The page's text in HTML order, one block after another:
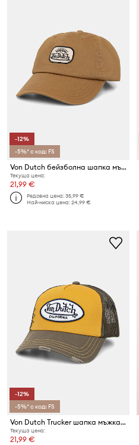
-12%
-5%* с код: FS
Von Dutch бейзболна шапка мъжка от памук
Текуща цена:
21,99 €
Редовна цена:35,99 €
Най-ниска цена:24,99 €
-12%
-5%* с код: FS
Von Dutch Trucker шапка мъжка памучна
Текуща цена:
21,99 €